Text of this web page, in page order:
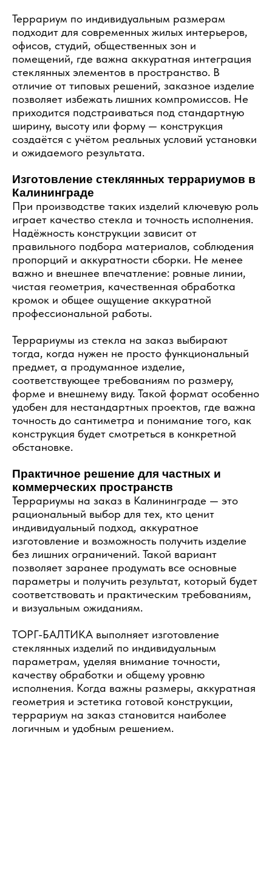
Террариум по индивидуальным размерам
подходит для современных жилых интерьеров,
офисов, студий, общественных зон и
помещений, где важна аккуратная интеграция
стеклянных элементов в пространство. В
отличие от типовых решений, заказное изделие
позволяет избежать лишних компромиссов. Не
приходится подстраиваться под стандартную
ширину, высоту или форму — конструкция
создаётся с учётом реальных условий установки
и ожидаемого результата.
Изготовление стеклянных террариумов в
Калининграде
При производстве таких изделий ключевую роль
играет качество стекла и точность исполнения.
Надёжность конструкции зависит от
правильного подбора материалов, соблюдения
пропорций и аккуратности сборки. Не менее
важно и внешнее впечатление: ровные линии,
чистая геометрия, качественная обработка
кромок и общее ощущение аккуратной
профессиональной работы.
Террариумы из стекла на заказ выбирают
тогда, когда нужен не просто функциональный
предмет, а продуманное изделие,
соответствующее требованиям по размеру,
форме и внешнему виду. Такой формат особенно
удобен для нестандартных проектов, где важна
точность до сантиметра и понимание того, как
конструкция будет смотреться в конкретной
обстановке.
Практичное решение для частных и
коммерческих пространств
Террариумы на заказ в Калининграде — это
рациональный выбор для тех, кто ценит
индивидуальный подход, аккуратное
изготовление и возможность получить изделие
без лишних ограничений. Такой вариант
позволяет заранее продумать все основные
параметры и получить результат, который будет
соответствовать и практическим требованиям,
и визуальным ожиданиям.
ТОРГ-БАЛТИКА выполняет изготовление
стеклянных изделий по индивидуальным
параметрам, уделяя внимание точности,
качеству обработки и общему уровню
исполнения. Когда важны размеры, аккуратная
геометрия и эстетика готовой конструкции,
террариум на заказ становится наиболее
логичным и удобным решением.